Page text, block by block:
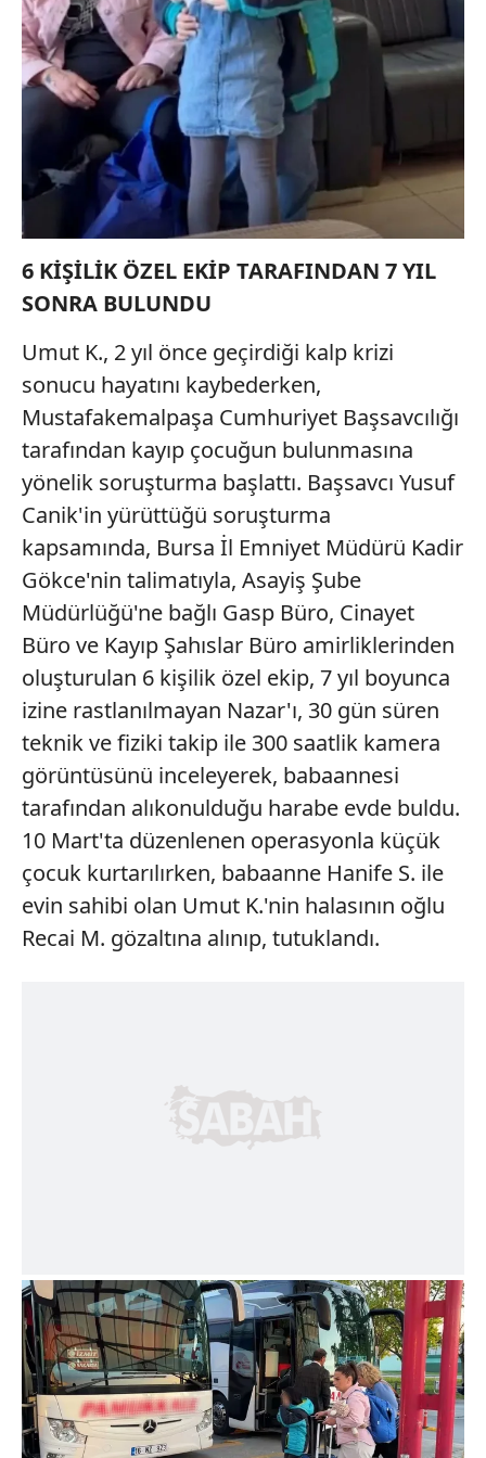
6 KİŞİLİK ÖZEL EKİP TARAFINDAN 7 YIL
SONRA BULUNDU
Umut K., 2 yıl önce geçirdiği kalp krizi
sonucu hayatını kaybederken,
Mustafakemalpaşa Cumhuriyet Başsavcılığı
tarafından kayıp çocuğun bulunmasına
yönelik soruşturma başlattı. Başsavcı Yusuf
Canik'in yürüttüğü soruşturma
kapsamında, Bursa İl Emniyet Müdürü Kadir
Gökce'nin talimatıyla, Asayiş Şube
Müdürlüğü'ne bağlı Gasp Büro, Cinayet
Büro ve Kayıp Şahıslar Büro amirliklerinden
oluşturulan 6 kişilik özel ekip, 7 yıl boyunca
izine rastlanılmayan Nazar'ı, 30 gün süren
teknik ve fiziki takip ile 300 saatlik kamera
görüntüsünü inceleyerek, babaannesi
tarafından alıkonulduğu harabe evde buldu.
10 Mart'ta düzenlenen operasyonla küçük
çocuk kurtarılırken, babaanne Hanife S. ile
evin sahibi olan Umut K.'nin halasının oğlu
Recai M. gözaltına alınıp, tutuklandı.